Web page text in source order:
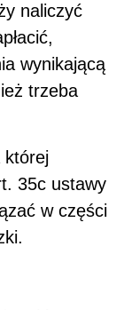
naliczyć
wynikającą
trzeba
której
35c ustawy
w części